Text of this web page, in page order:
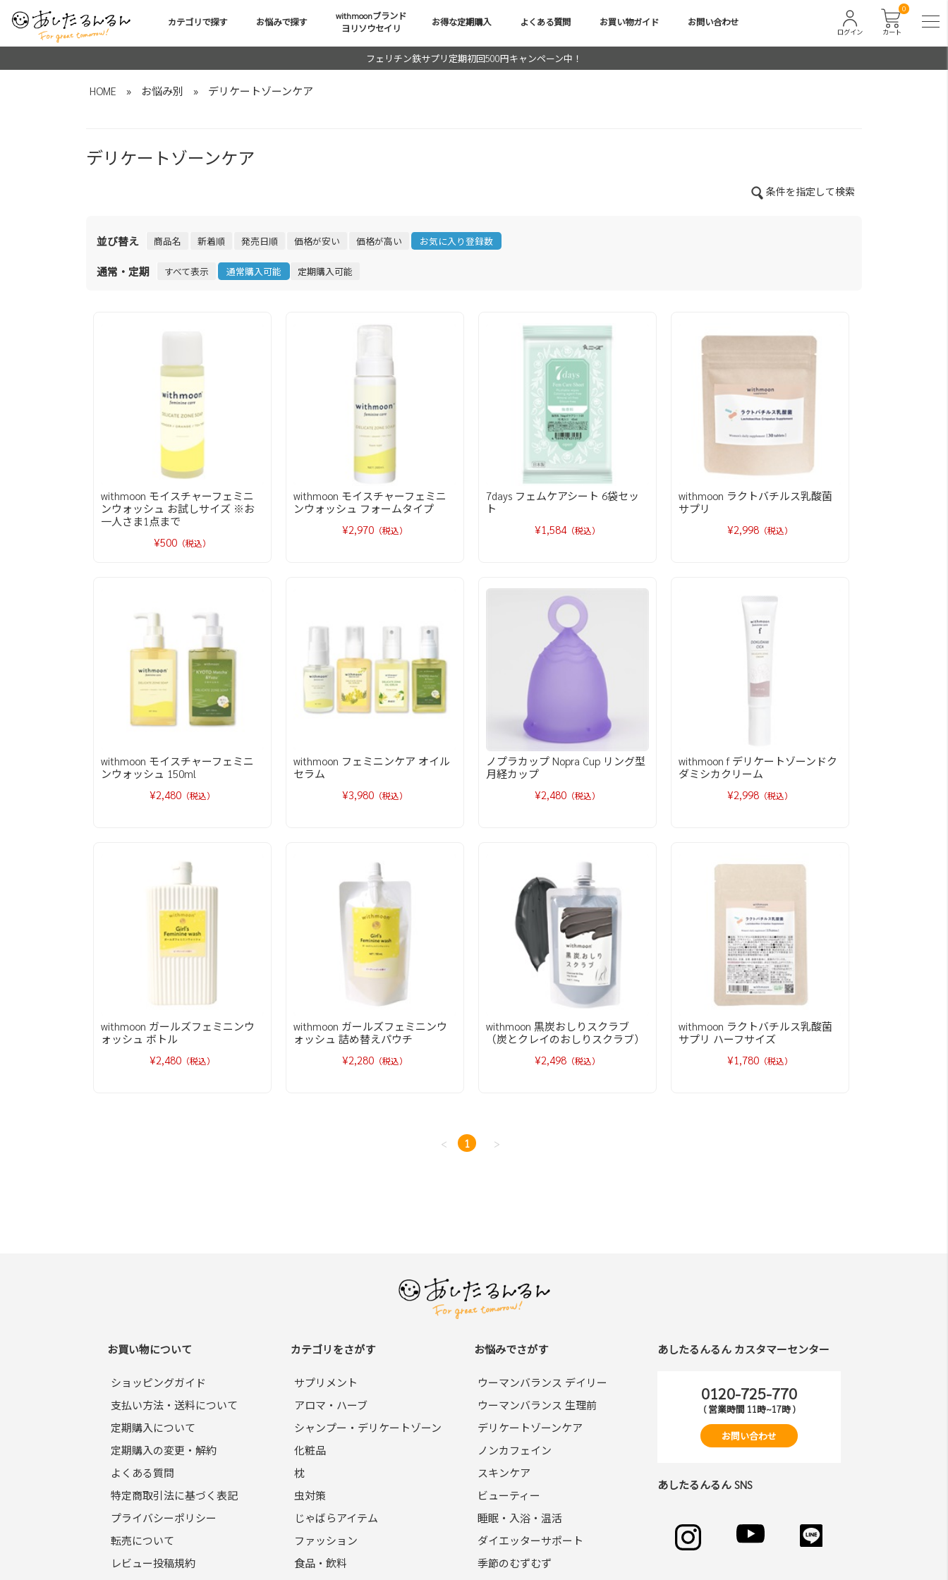
カテゴリで探す お悩みで探す
withmoonブランド
ヨリソウセイリ
お得な定期購入 よくある質問 お買い物ガイド お問い合わせ
カート
0
ログイン
フェリチン鉄サプリ定期初回500円キャンペーン中！
HOME » お悩み別 » デリケートゾーンケア
デリケートゾーンケア
条件を指定して検索
並び替え 商品名 新着順 発売日順 価格が安い 価格が高い お気に入り登録数
通常・定期 すべて表示 通常購入可能 定期購入可能
withmoon モイスチャーフェミニ
ンウォッシュ お試しサイズ ※お
一人さま1点まで
¥500 （税込）
withmoon モイスチャーフェミニ
ンウォッシュ フォームタイプ
¥2,970 （税込）
7days フェムケアシート 6袋セッ
ト
¥1,584（税込）
withmoon ラクトバチルス乳酸菌
サプリ
¥2,998 （税込）
withmoon モイスチャーフェミニ
ンウォッシュ 150ml
¥2,480 （税込）
withmoon フェミニンケア オイル
セラム
¥3,980 （税込）
ノプラカップ Nopra Cup リング型
月経カップ
¥2,480 （税込）
withmoon f デリケートゾーンドク
ダミシカクリーム
¥2,998 （税込）
withmoon ガールズフェミニンウ
ォッシュ ボトル
¥2,480 （税込）
withmoon ガールズフェミニンウ
ォッシュ 詰め替えパウチ
¥2,280 （税込）
withmoon 黒炭おしりスクラブ
（炭とクレイのおしりスクラブ）
¥2,498 （税込）
withmoon ラクトバチルス乳酸菌
サプリ ハーフサイズ
¥1,780 （税込）
< 1 >
お買い物について
ショッピングガイド
支払い方法・送料について
定期購入について
定期購入の変更・解約
よくある質問
特定商取引法に基づく表記
プライバシーポリシー
転売について
レビュー投稿規約
カテゴリをさがす
サプリメント
アロマ・ハーブ
シャンプー・デリケートゾーン
化粧品
枕
虫対策
じゃばらアイテム
ファッション
食品・飲料
お悩みでさがす
ウーマンバランス デイリー
ウーマンバランス 生理前
デリケートゾーンケア
ノンカフェイン
スキンケア
ビューティー
睡眠・入浴・温活
ダイエッターサポート
季節のむずむず
あしたるんるん カスタマーセンター
0120-725-770
( 営業時間 11時~17時 )
お問い合わせ
あしたるんるん SNS